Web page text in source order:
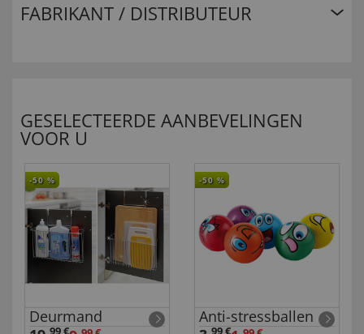
FABRIKANT / DISTRIBUTEUR
GESELECTEERDE AANBEVELINGEN
VOOR U
-50 %
Deurmand
-50 %
Anti-stressballen